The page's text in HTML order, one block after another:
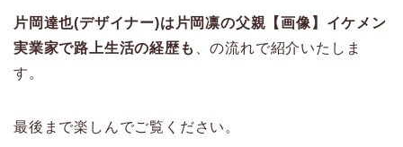
片岡達也(デザイナー)は片岡凛の父親【画像】イケメン
実業家で路上生活の経歴も
、の流れで紹介いたしま
す。
最後まで楽しんでご覧ください。